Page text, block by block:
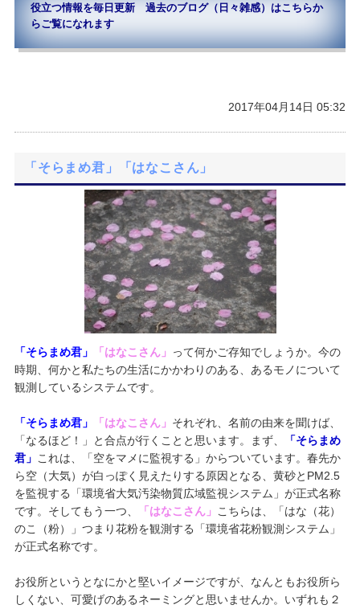
役立つ情報を毎日更新 過去のブログ（日々雑感）はこちらか
らご覧になれます
2017年04月14日 05:32
「そらまめ君」「はなこさん」
「そらまめ君」 「はなこさん」 って何かご存知でしょうか。今の
時期、何かと私たちの生活にかかわりのある、あるモノについて
観測しているシステムです。
「そらまめ君」 「はなこさん」 それぞれ、名前の由来を聞けば、
「なるほど！」と合点が行くことと思います。まず、
「そらまめ
君」 これは、「空をマメに監視する」からついています。春先か
ら空（大気）が白っぽく見えたりする原因となる、黄砂とPM2.5
を監視する「環境省大気汚染物質広域監視システム」が正式名称
です。そしてもう一つ、
「はなこさん」 こちらは、「はな（花）
のこ（粉）」つまり花粉を観測する「環境省花粉観測システム」
が正式名称です。
お役所というとなにかと堅いイメージですが、なんともお役所ら
しくない、可愛げのあるネーミングと思いませんか。いずれも２